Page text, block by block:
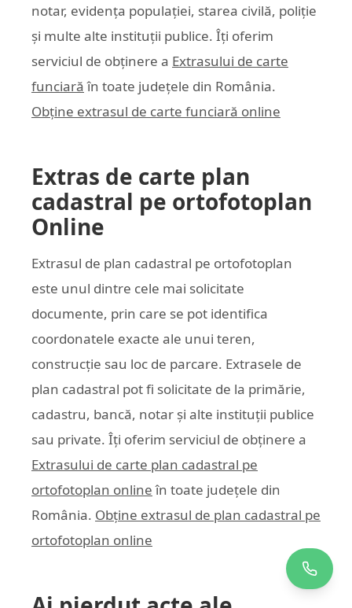
notar, evidența populației, starea civilă, poliție
și multe alte instituții publice. Îți oferim
serviciul de obținere a Extrasului de carte
funciară în toate județele din România.
Obține extrasul de carte funciară online
Extras de carte plan
cadastral pe ortofotoplan
Online
Extrasul de plan cadastral pe ortofotoplan
este unul dintre cele mai solicitate
documente, prin care se pot identifica
coordonatele exacte ale unui teren,
construcție sau loc de parcare. Extrasele de
plan cadastral pot fi solicitate de la primărie,
cadastru, bancă, notar și alte instituții publice
sau private. Îți oferim serviciul de obținere a
Extrasului de carte plan cadastral pe
ortofotoplan online în toate județele din
România. Obține extrasul de plan cadastral pe
ortofotoplan online